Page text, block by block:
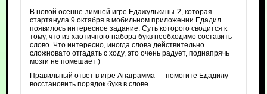
В новой осенне-зимней игре Едажулькины-2, которая
стартанула 9 октября в мобильном приложении Едадил
появилось интересное задание. Суть которого сводится к
тому, что из хаотичного набора букв необходимо составить
слово. Что интересно, иногда слова действительно
сложновато отгадать с ходу, это очень радует, поднапрячь
мозги не помешает )
Правильный ответ в игре Анаграмма — помогите Едадилу
восстановить порядок букв в слове